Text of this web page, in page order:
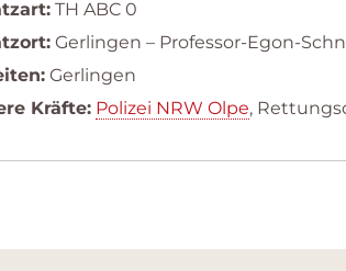
TH ABC 0
Gerlingen – Professor-Egon-
Gerlingen
Kräfte: Polizei NRW Olpe,